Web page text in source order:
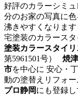
好評のカラーシミ
分のお家の写真に
沸きやすくなりま
宅塗装のカラース
塗装カラースタイリ
第5961501号） 焼
市を中心に 安心・
動の塗替えリフォ
プロ静岡にも登録